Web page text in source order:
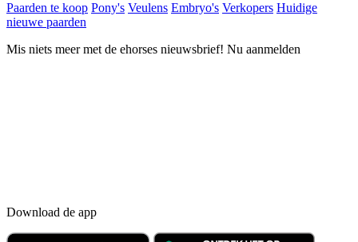
Paarden te koop Pony's Veulens Embryo's Verkopers Huidige
nieuwe paarden
Mis niets meer met de ehorses nieuwsbrief! Nu aanmelden
Download de app